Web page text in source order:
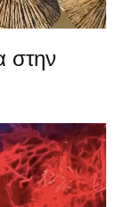
στην